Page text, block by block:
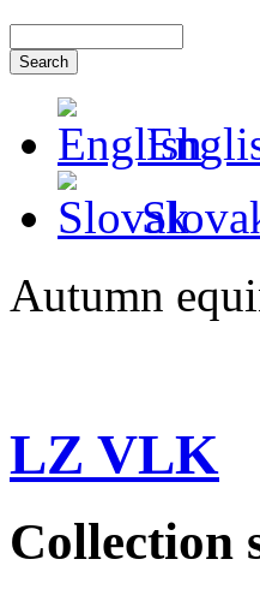
Autumn
LZ VLK
Collection